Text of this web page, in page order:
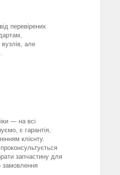
перевірених
але
— на всі
є гарантія,
клієнту.
запчастину для
замовлення